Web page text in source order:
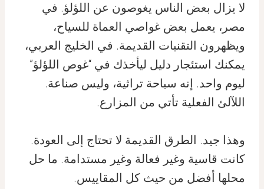
لا يزال بعض الناس يغوصون عن اللؤلؤ. في
مصر، يعمل بعض غواصي العماة للسياح،
ويظهرون التقنيات القديمة. في الخليج العربي،
يمكنك استئجار دليل ليأخذك في “غوص اللؤلؤ”
ليوم واحد. إنه سياحة تراثية، وليس صناعة.
اللآلئ الفعلية تأتي من المزارع.
وهذا جيد. الطرق القديمة لا تحتاج إلى العودة.
كانت قاسية وغير فعالة وغير مستدامة. ما حل
محلها أفضل من حيث كل المقاييس.